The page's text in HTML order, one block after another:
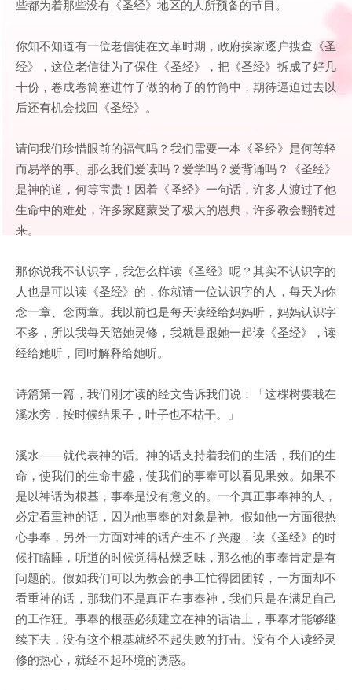
些都为着那些没有《圣经》地区的人所预备的节目。
你知不知道有一位老信徒在文革时期，政府挨家逐户搜查《圣
经》，这位老信徒为了保住《圣经》，把《圣经》拆成了好几
十份，卷成卷筒塞进竹子做的椅子的竹筒中，期待逼迫过去以
后还有机会找回《圣经》。
请问我们珍惜眼前的福气吗？我们需要一本《圣经》是何等轻
而易举的事。那么我们爱读吗？爱学吗？爱背诵吗？《圣经》
是神的道，何等宝贵！因着《圣经》一句话，许多人渡过了他
生命中的难处，许多家庭蒙受了极大的恩典，许多教会翻转过
来。
那你说我不认识字，我怎么样读《圣经》呢？其实不认识字的
人也是可以读《圣经》的，你就请一位认识字的人，每天为你
念一章、念两章。我以前也是每天读经给妈妈听，妈妈认识字
不多，所以我每天陪她灵修，我就是跟她一起读《圣经》，读
经给她听，同时解释给她听。
诗篇第一篇，我们刚才读的经文告诉我们说：「这棵树要栽在
溪水旁，按时候结果子，叶子也不枯干。」
溪水——就代表神的话。神的话支持着我们的生活，我们的生
命，使我们的生命丰盛，使我们的事奉可以看见果效。如果不
是以神话为根基，事奉是没有意义的。一个真正事奉神的人，
必定看重神的话，因为他事奉的对象是神。假如他一方面很热
心事奉，另外一方面对神的话产生不了兴趣，读《圣经》的时
候打瞌睡，听道的时候觉得枯燥乏味，那么他的事奉肯定是有
问题的。假如我们可以为教会的事工忙得团团转，一方面却不
看重神的话，那我们不是真正在事奉神，我们只是在满足自己
的工作狂。事奉的根基必须建立在神的话语上，事奉才能够继
续下去，没有这个根基就经不起失败的打击。没有个人读经灵
修的热心，就经不起环境的诱惑。